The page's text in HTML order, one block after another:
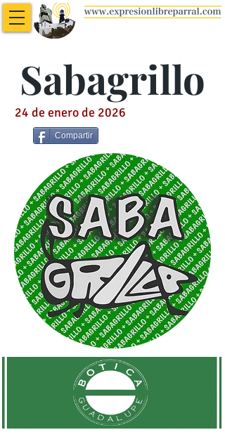
Sabagrillo
24 de enero de 2026
Compartir